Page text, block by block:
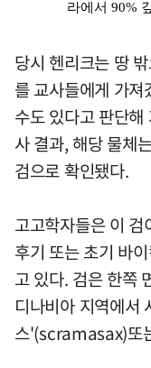
당시 헨리크는 땅
를 교사들에게 가
수도 있다고 판단
사 결과, 해당 물체
검으로 확인됐다.
고고학자들은 이
후기 또는 초기 바
고 있다. 검은 한쪽
디나비아 지역에서
스'(scramasax)또